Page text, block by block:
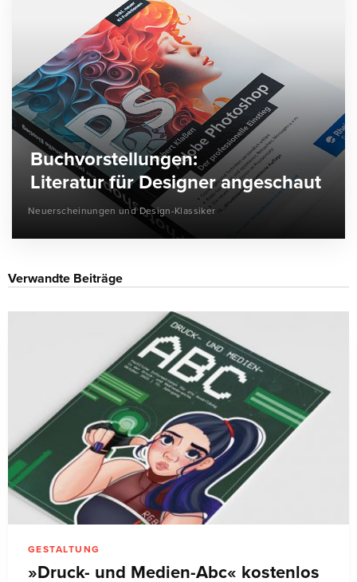
Buchvorstellungen:
Literatur für Designer angeschaut
Neuerscheinungen und Design-Klassiker
Verwandte Beiträge
GESTALTUNG
»Druck- und Medien-Abc« kostenlos